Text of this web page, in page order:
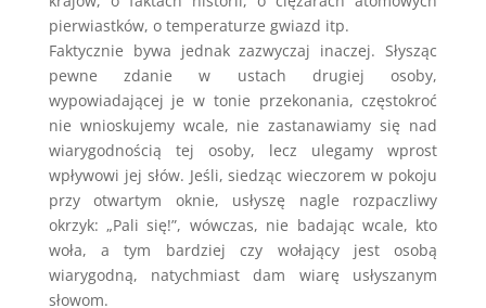
pierwiastków, o temperaturze gwiazd itp.
Faktycznie bywa jednak zazwyczaj inaczej. Słysząc
pewne zdanie w ustach drugiej osoby,
wypowiadającej je w tonie przekonania, częstokroć
nie wnioskujemy wcale, nie zastanawiamy się nad
wiarygodnością tej osoby, lecz ulegamy wprost
wpływowi jej słów. Jeśli, siedząc wieczorem w pokoju
przy otwartym oknie, usłyszę nagle rozpaczliwy
okrzyk: „Pali się!”, wówczas, nie badając wcale, kto
woła, a tym bardziej czy wołający jest osobą
wiarygodną, natychmiast dam wiarę usłyszanym
słowom.